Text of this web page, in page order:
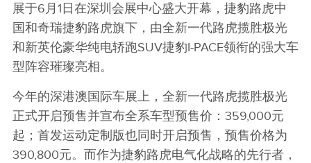
展于6月1日在深圳会展中心盛大开幕，捷豹路虎中
国和奇瑞捷豹路虎旗下，由全新一代路虎揽胜极光
和新英伦豪华纯电轿跑SUV捷豹I‑PACE领衔的强大车
型阵容璀璨亮相。
今年的深港澳国际车展上，全新一代路虎揽胜极光
正式开启预售并宣布全系车型预售价：359,000元
起；首发运动定制版也同时开启预售，预售价格为
390,800元。而作为捷豹路虎电气化战略的先行者，